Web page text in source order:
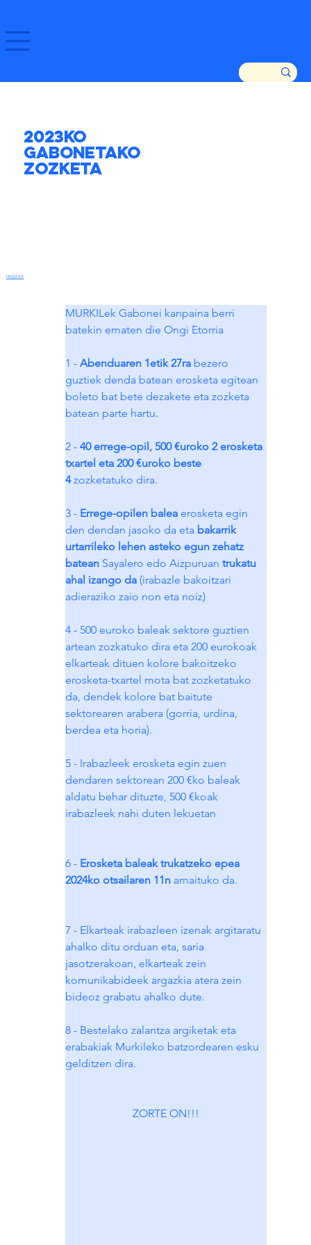
2023ko
Gabonetako
Zozketa
HASIERA
MURKILek Gabonei kanpaina berri
batekin ematen die Ongi Etorria
1 - Abenduaren 1etik 27ra bezero
guztiek denda batean erosketa egitean
boleto bat bete dezakete eta zozketa
batean parte hartu.
2 - 40 errege-opil, 500 €uroko 2 erosketa
txartel eta 200 €uroko beste
4 zozketatuko dira.
3 - Errege-opilen balea erosketa egin
den dendan jasoko da eta bakarrik
urtarrileko lehen asteko egun zehatz
batean Sayalero edo Aizpuruan trukatu
ahal izango da (irabazle bakoitzari
adieraziko zaio non eta noiz)
4 - 500 euroko baleak sektore guztien
artean zozkatuko dira eta 200 eurokoak
elkarteak dituen kolore bakoitzeko
erosketa-txartel mota bat zozketatuko
da, dendek kolore bat baitute
sektorearen arabera (gorria, urdina,
berdea eta horia).
5 - Irabazleek erosketa egin zuen
dendaren sektorean 200 €ko baleak
aldatu behar dituzte, 500 €koak
irabazleek nahi duten lekuetan
6 - Erosketa baleak trukatzeko epea
2024ko otsailaren 11n amaituko da.
7 - Elkarteak irabazleen izenak argitaratu
ahalko ditu orduan eta, saria
jasotzerakoan, elkarteak zein
komunikabideek argazkia atera zein
bideoz grabatu ahalko dute.
8 - Bestelako zalantza argiketak eta
erabakiak Murkileko batzordearen esku
gelditzen dira.
ZORTE ON!!!